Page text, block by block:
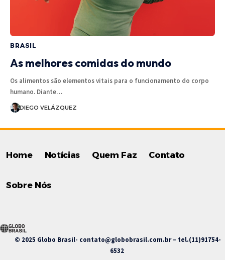
BRASIL
As melhores comidas do mundo
Os alimentos são elementos vitais para o funcionamento do corpo
humano. Diante…
DIEGO VELÁZQUEZ
Home Notícias Quem Faz Contato
Sobre Nós
© 2025 Globo Brasil- contato@globobrasil.com.br– tel.(11)91754-
6532